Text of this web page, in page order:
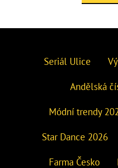
Seriál Ulice
Andělská
Módní trendy
Star Dance 2026
Farma Česko